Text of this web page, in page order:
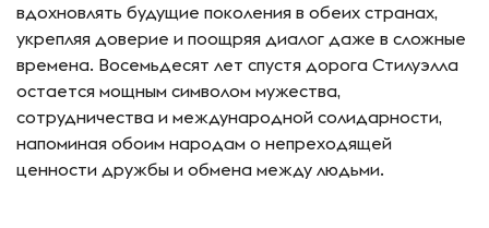
вдохновлять будущие поколения в обеих странах,
укрепляя доверие и поощряя диалог даже в сложные
времена. Восемьдесят лет спустя дорога Стилуэлла
остается мощным символом мужества,
сотрудничества и международной солидарности,
напоминая обоим народам о непреходящей
ценности дружбы и обмена между людьми.